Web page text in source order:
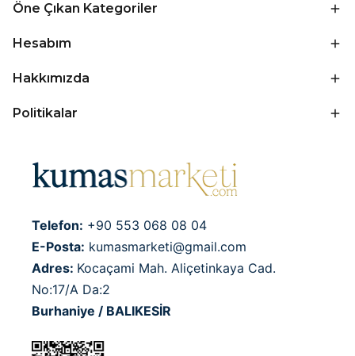
Öne Çıkan Kategoriler
Hesabım
Hakkımızda
Politikalar
Telefon: +90 553 068 08 04
E-Posta: kumasmarketi@gmail.com
Adres: Kocaçami Mah. Aliçetinkaya Cad.
No:17/A Da:2
Burhaniye / BALIKESİR